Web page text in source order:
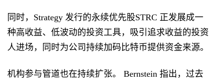
同时，Strategy 发行的永续优先股STRC 正发展成一
种高收益、低波动的投资工具，吸引追求收益的投资
人进场，同时为公司持续加码比特币提供资金来源。
机构参与管道也在持续扩张。 Bernstein 指出，过去